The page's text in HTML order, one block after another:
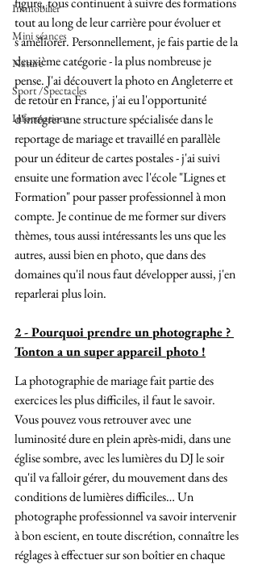
Immobilier
Mini séances
Nature
Sport /Spectacles
Informations
tout au long de leur carrière pour évoluer et
s'améliorer. Personnellement, je fais partie de la
deuxième catégorie - la plus nombreuse je
pense. J'ai découvert la photo en Angleterre et
de retour en France, j'ai eu l'opportunité
d'intégrer une structure spécialisée dans le
reportage de mariage et travaillé en parallèle
pour un éditeur de cartes postales - j'ai suivi
ensuite une formation avec l'école "Lignes et
Formation" pour passer professionnel à mon
compte. Je continue de me former sur divers
thèmes, tous aussi intéressants les uns que les
autres, aussi bien en photo, que dans des
domaines qu'il nous faut développer aussi, j'en
reparlerai plus loin.
2 - Pourquoi prendre un photographe ?
Tonton a un super appareil photo !
La photographie de mariage fait partie des
exercices les plus difficiles, il faut le savoir.
Vous pouvez vous retrouver avec une
luminosité dure en plein après-midi, dans une
église sombre, avec les lumières du DJ le soir
qu'il va falloir gérer, du mouvement dans des
conditions de lumières difficiles… Un
photographe professionnel va savoir intervenir
à bon escient, en toute discrétion, connaître les
réglages à effectuer sur son boîtier en chaque